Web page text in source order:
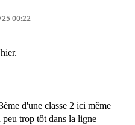
00:22
d'une classe 2 ici même
peu trop tôt dans la ligne